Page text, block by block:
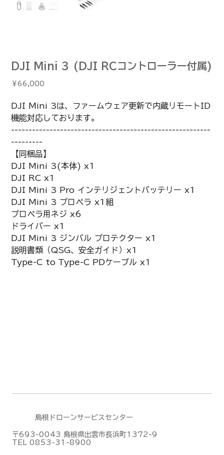
DJI Mini 3 (DJI RCコントローラー付属)
価
格
￥66,000
DJI Mini 3は、ファームウェア更新で内蔵リモートID
機能対応しております。
---------------------------------------------------------
---------
【同梱品】
DJI Mini 3(本体) x1
DJI RC x1
DJI Mini 3 Pro インテリジェントバッテリー x1
DJI Mini 3 プロペラ x1組
プロペラ用ネジ x6
ドライバー x1
DJI Mini 3 ジンバル プロテクター x1
説明書類（QSG、安全ガイド）x1
Type-C to Type-C PDケーブル x1
島根ドローンサービスセンター
〒693-0043 島根県出雲市長浜町1372-9
TEL 0853-31-8900